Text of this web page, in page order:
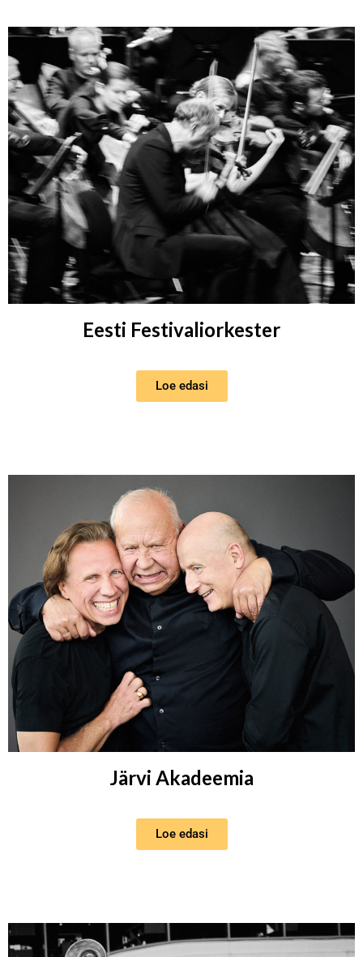
Eesti Festivaliorkester
Loe edasi
Järvi Akadeemia
Loe edasi